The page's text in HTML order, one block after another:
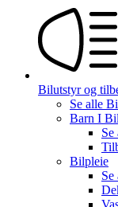
Bilutstyr og
Se alle
Barn I Bil
Se
Bilpleie
Se